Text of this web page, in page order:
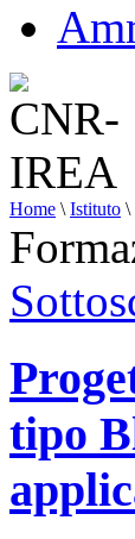
Home \ Istituto \
tipo